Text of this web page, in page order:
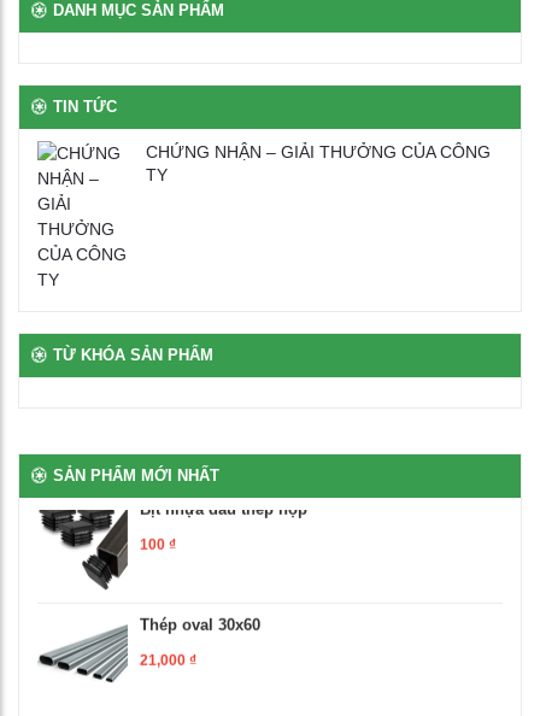
DANH MỤC SẢN PHẨM
TIN TỨC
CHỨNG NHẬN – GIẢI THƯỞNG CỦA CÔNG
TY
TỪ KHÓA SẢN PHẨM
SẢN PHẨM MỚI NHẤT
Bàn để máy tính 2 chỗ chân sắt
Bàn ghế bán trú rời gỗ tự nhiên phủ vernia
2,700,000
Bịt nhựa móng ngựa chữ L
Bịt nhựa đầu thép hộp
100₫
21,000₫